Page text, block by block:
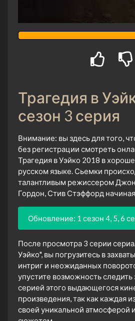
Трагедия в
сезон 3 серия
Внимание: вы здесь для того,
без регистрации смотреть
Трагедия в Уэйко 2018 в
русском языке. Сьемки
талантливым режиссером
Гордон, Стив Стэффорд
Обновление: 1 сезон 4, 5, 6
После просмотра 3 серии
Уэйко", вы погрузитесь в
интриг и неожиданных
упустите возможность
серией этого выдающегося
произведения, так как каждая
своей уникальной атмосферой